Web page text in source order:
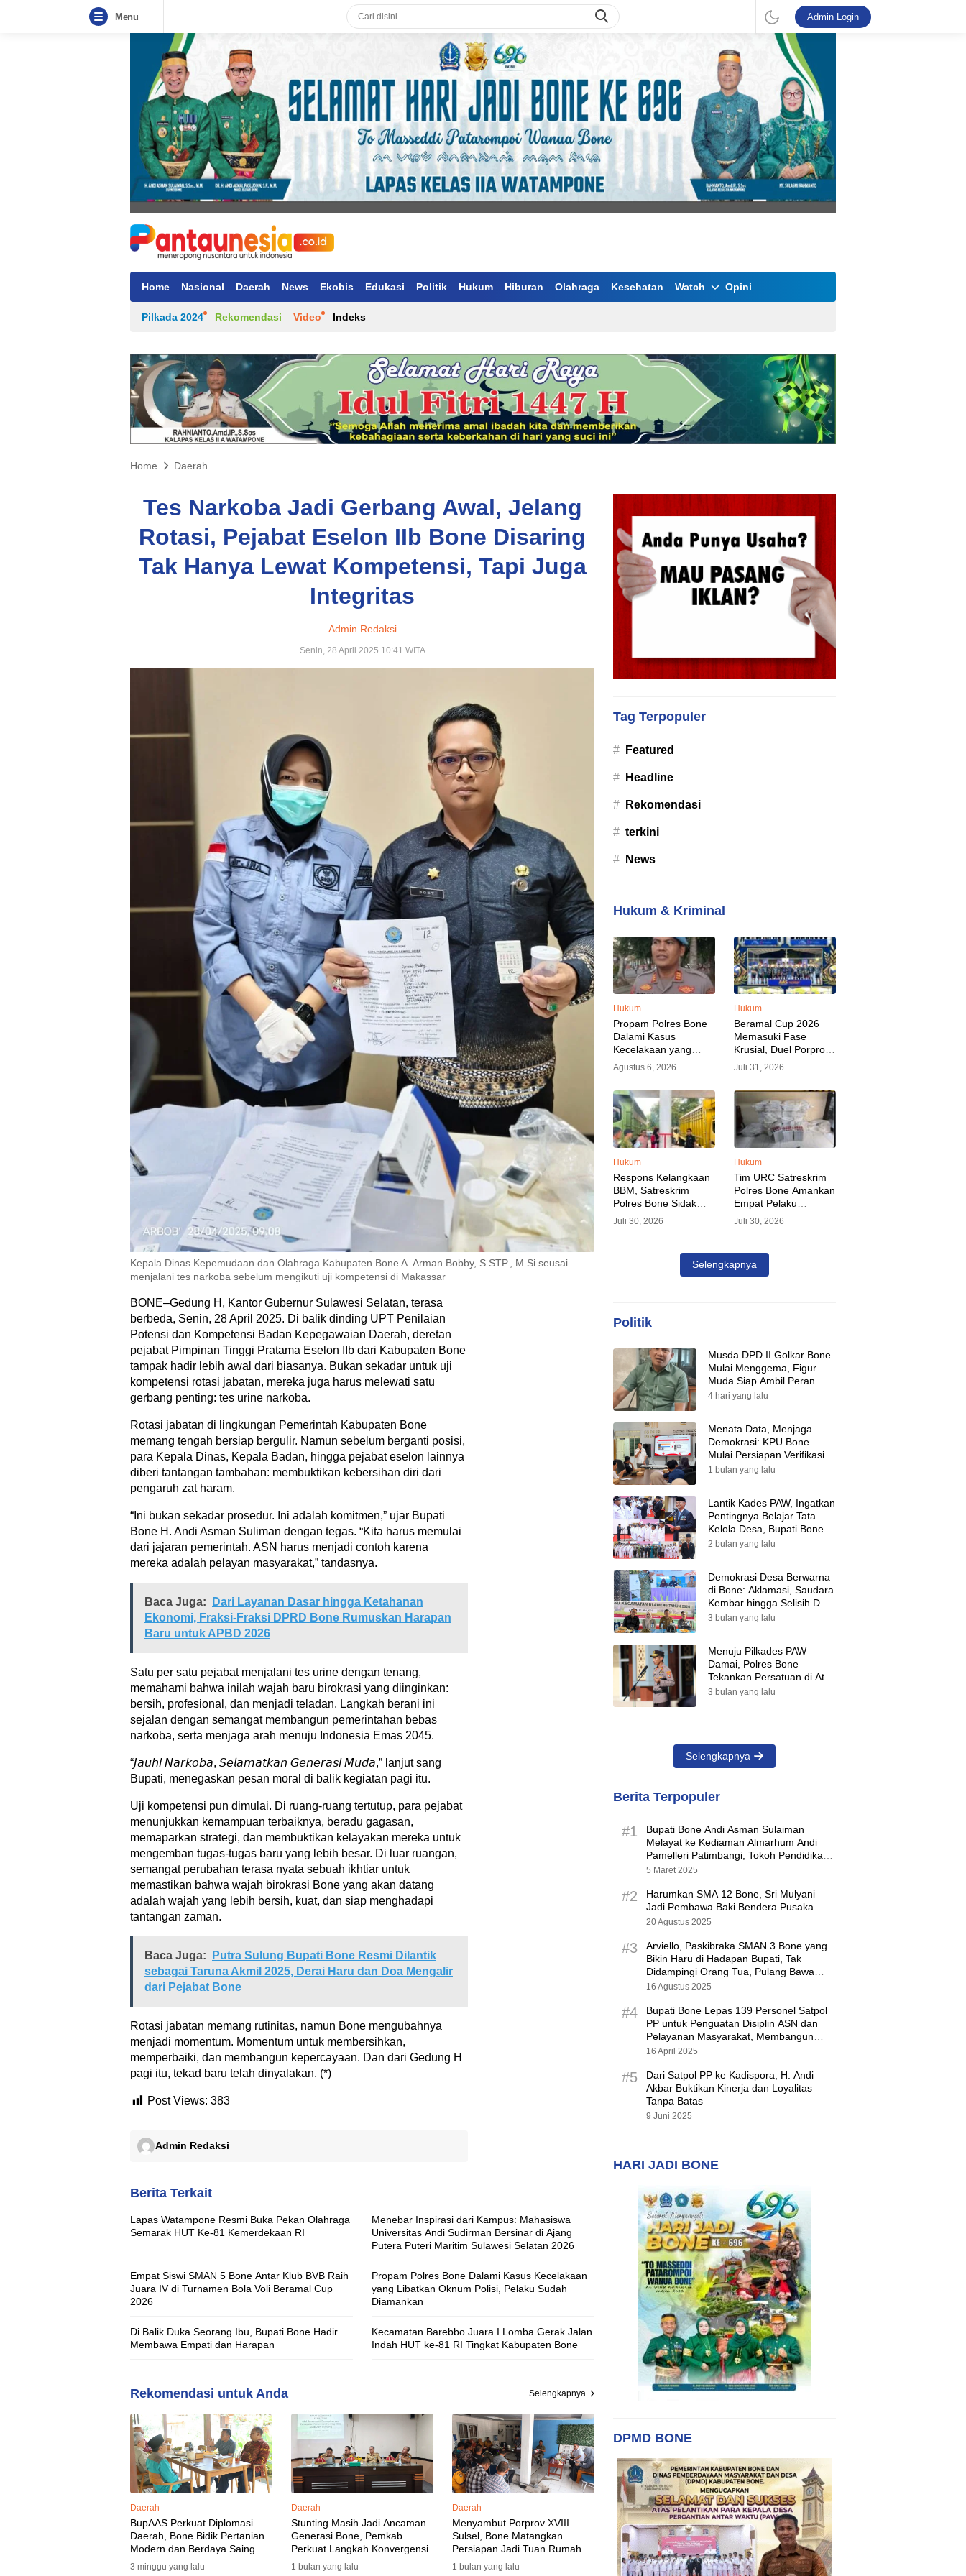
Menu Admin Login
Home Nasional Daerah News Ekobis Edukasi Politik Hukum Hiburan Olahraga Kesehatan Watch Opini
Pilkada 2024 Rekomendasi Video Indeks
Home Daerah
Tes Narkoba Jadi Gerbang Awal, Jelang
Rotasi, Pejabat Eselon IIb Bone Disaring
Tak Hanya Lewat Kompetensi, Tapi Juga
Integritas
Admin Redaksi
Senin, 28 April 2025 10:41 WITA
Kepala Dinas Kepemudaan dan Olahraga Kabupaten Bone A. Arman Bobby, S.STP., M.Si seusai
menjalani tes narkoba sebelum mengikuti uji kompetensi di Makassar
BONE–Gedung H, Kantor Gubernur Sulawesi Selatan, terasa
berbeda, Senin, 28 April 2025. Di balik dinding UPT Penilaian
Potensi dan Kompetensi Badan Kepegawaian Daerah, deretan
pejabat Pimpinan Tinggi Pratama Eselon IIb dari Kabupaten Bone
tampak hadir lebih awal dari biasanya. Bukan sekadar untuk uji
kompetensi rotasi jabatan, mereka juga harus melewati satu
gerbang penting: tes urine narkoba.
Rotasi jabatan di lingkungan Pemerintah Kabupaten Bone
memang tengah bersiap bergulir. Namun sebelum berganti posisi,
para Kepala Dinas, Kepala Badan, hingga pejabat eselon lainnya
diberi tantangan tambahan: membuktikan kebersihan diri dari
pengaruh zat haram.
“Ini bukan sekadar prosedur. Ini adalah komitmen,” ujar Bupati
Bone H. Andi Asman Suliman dengan tegas. “Kita harus memulai
dari jajaran pemerintah. ASN harus menjadi contoh karena
mereka adalah pelayan masyarakat,” tandasnya.
Baca Juga:
Dari Layanan Dasar hingga Ketahanan
Ekonomi, Fraksi-Fraksi DPRD Bone Rumuskan Harapan
Baru untuk APBD 2026
Satu per satu pejabat menjalani tes urine dengan tenang,
memahami bahwa inilah wajah baru birokrasi yang diinginkan:
bersih, profesional, dan menjadi teladan. Langkah berani ini
sejalan dengan semangat membangun pemerintahan bebas
narkoba, serta menjaga arah menuju Indonesia Emas 2045.
“𝘑𝘢𝘶𝘩𝘪 𝘕𝘢𝘳𝘬𝘰𝘣𝘢, 𝘚𝘦𝘭𝘢𝘮𝘢𝘵𝘬𝘢𝘯 𝘎𝘦𝘯𝘦𝘳𝘢𝘴𝘪 𝘔𝘶𝘥𝘢,” lanjut sang
Bupati, menegaskan pesan moral di balik kegiatan pagi itu.
Uji kompetensi pun dimulai. Di ruang-ruang tertutup, para pejabat
menunjukkan kemampuan terbaiknya, beradu gagasan,
memaparkan strategi, dan membuktikan kelayakan mereka untuk
mengemban tugas-tugas baru yang lebih besar. Di luar ruangan,
semangat perubahan terasa nyata sebuah ikhtiar untuk
memastikan bahwa wajah birokrasi Bone yang akan datang
adalah wajah yang lebih bersih, kuat, dan siap menghadapi
tantangan zaman.
Baca Juga:
Putra Sulung Bupati Bone Resmi Dilantik
sebagai Taruna Akmil 2025, Derai Haru dan Doa Mengalir
dari Pejabat Bone
Rotasi jabatan memang rutinitas, namun Bone mengubahnya
menjadi momentum. Momentum untuk membersihkan,
memperbaiki, dan membangun kepercayaan. Dan dari Gedung H
pagi itu, tekad baru telah dinyalakan. (*)
Post Views: 383
Admin Redaksi
Berita Terkait
Lapas Watampone Resmi Buka Pekan Olahraga
Semarak HUT Ke-81 Kemerdekaan RI
Menebar Inspirasi dari Kampus: Mahasiswa
Universitas Andi Sudirman Bersinar di Ajang
Putera Puteri Maritim Sulawesi Selatan 2026
Empat Siswi SMAN 5 Bone Antar Klub BVB Raih
Juara IV di Turnamen Bola Voli Beramal Cup
2026
Propam Polres Bone Dalami Kasus Kecelakaan
yang Libatkan Oknum Polisi, Pelaku Sudah
Diamankan
Di Balik Duka Seorang Ibu, Bupati Bone Hadir
Membawa Empati dan Harapan
Kecamatan Barebbo Juara I Lomba Gerak Jalan
Indah HUT ke-81 RI Tingkat Kabupaten Bone
Rekomendasi untuk Anda Selengkapnya
Daerah
BupAAS Perkuat Diplomasi
Daerah, Bone Bidik Pertanian
Modern dan Berdaya Saing
3 minggu yang lalu
Daerah
Stunting Masih Jadi Ancaman
Generasi Bone, Pemkab
Perkuat Langkah Konvergensi
1 bulan yang lalu
Daerah
Menyambut Porprov XVIII
Sulsel, Bone Matangkan
Persiapan Jadi Tuan Rumah
yang Berkesan: Wakil Bupati
1 bulan yang lalu
Tag Terpopuler
# Featured
# Headline
# Rekomendasi
# terkini
# News
Hukum & Kriminal
Hukum
Propam Polres Bone
Dalami Kasus
Kecelakaan yang
Libatkan Oknum
Polisi, Pelaku Sudah
Diamankan
Agustus 6, 2026
Hukum
Beramal Cup 2026
Memasuki Fase
Krusial, Duel Porprov
Bone vs Trikora Wajo
Jadi Sorotan Malam
Ini
Juli 31, 2026
Hukum
Respons Kelangkaan
BBM, Satreskrim
Polres Bone Sidak
SPBU dan Pangkalan
LPG, AKP Alvin Aji
SPBU Agar Distribusi
BBM Tepat Sasaran
Juli 30, 2026
Hukum
Tim URC Satreskrim
Polres Bone Amankan
Empat Pelaku
Pencurian Aset PLN,
Kerugian Ditaksir
Juli 30, 2026
Selengkapnya
Politik
Musda DPD II Golkar Bone
Mulai Menggema, Figur
Muda Siap Ambil Peran
4 hari yang lalu
Menata Data, Menjaga
Demokrasi: KPU Bone
Mulai Persiapan Verifikasi
Partai Politik Menuju Pemilu
1 bulan yang lalu
Lantik Kades PAW, Ingatkan
Pentingnya Belajar Tata
Kelola Desa, Bupati Bone:
Tak Ada Lagi Kubu,
2 bulan yang lalu
Demokrasi Desa Berwarna
di Bone: Aklamasi, Saudara
Kembar hingga Selisih Dua
Suara Warnai Pilkades PAW
3 bulan yang lalu
Menuju Pilkades PAW
Damai, Polres Bone
Tekankan Persatuan di Atas
Perbedaan Pilihan
3 bulan yang lalu
Selengkapnya
Berita Terpopuler
#1
Bupati Bone Andi Asman Sulaiman
Melayat ke Kediaman Almarhum Andi
Pamelleri Patimbangi, Tokoh Pendidikan
Kabupaten Bone
5 Maret 2025
#2
Harumkan SMA 12 Bone, Sri Mulyani
Jadi Pembawa Baki Bendera Pusaka
20 Agustus 2025
#3
Arviello, Paskibraka SMAN 3 Bone yang
Bikin Haru di Hadapan Bupati, Tak
Didampingi Orang Tua, Pulang Bawa
Hadiah Motor
16 Agustus 2025
#4
Bupati Bone Lepas 139 Personel Satpol
PP untuk Penguatan Disiplin ASN dan
Pelayanan Masyarakat, Membangun
Pemerintahan yang Tertib dan Melayani
16 April 2025
#5
Dari Satpol PP ke Kadispora, H. Andi
Akbar Buktikan Kinerja dan Loyalitas
Tanpa Batas
9 Juni 2025
HARI JADI BONE
DPMD BONE